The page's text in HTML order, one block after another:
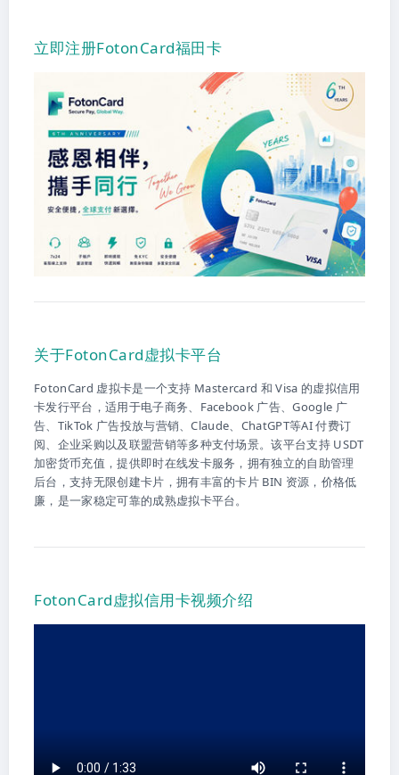
立即注册FotonCard福田卡
关于FotonCard虚拟卡平台
FotonCard 虚拟卡是一个支持 Mastercard 和 Visa 的虚拟信用
卡发行平台，适用于电子商务、Facebook 广告、Google 广
告、TikTok 广告投放与营销、Claude、ChatGPT等AI 付费订
阅、企业采购以及联盟营销等多种支付场景。该平台支持 USDT
加密货币充值，提供即时在线发卡服务，拥有独立的自助管理
后台，支持无限创建卡片，拥有丰富的卡片 BIN 资源，价格低
廉，是一家稳定可靠的成熟虚拟卡平台。
FotonCard虚拟信用卡视频介绍